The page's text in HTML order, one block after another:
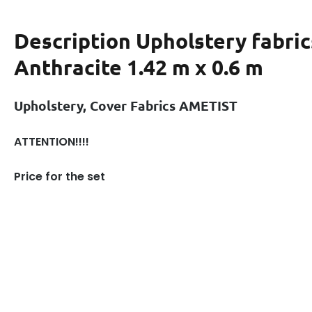
Description Upholstery
Anthracite 1.42 m x 0.6 m
Upholstery, Cover Fabrics AMETIST
ATTENTION!!!!
Price for the set